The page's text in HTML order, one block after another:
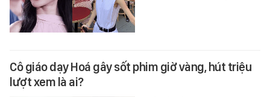
Cô giáo dạy Hoá gây sốt phim giờ vàng, hút triệu
lượt xem là ai?